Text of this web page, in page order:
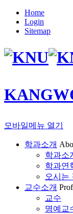
Home
Login
Sitemap
모바일메뉴 열기
학과소개
학과소
학과연
오시는
교수소개
교수
명예교